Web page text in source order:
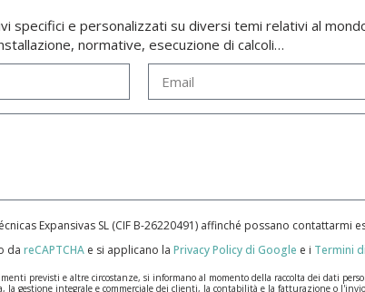
e personalizzati su diversi temi relativi al
normative, esecuzione di calcoli…
Expansivas SL (CIF B-­26220491) affinché possano
da reCAPTCHA e si applicano la Privacy Policy di Google e i Termini
previsti e altre circostanze, si informano al momento della raccolta dei dati
gestione integrale e commerciale dei clienti, la contabilità e la fatturazione o